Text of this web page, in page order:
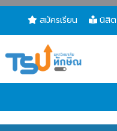
สมัครเรียน นิสิต